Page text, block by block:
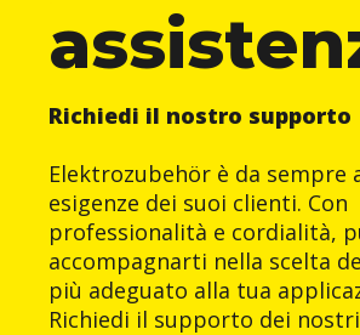
Richiedi il nostro supporto
Elektrozubehör è da sempre
esigenze dei suoi clienti. Con
professionalità e cordialità,
accompagnarti nella scelta
più adeguato alla tua
Richiedi il supporto dei